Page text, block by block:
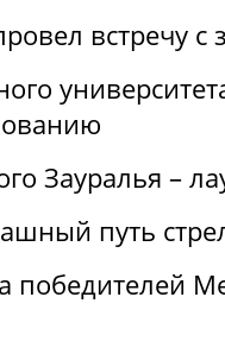
встречу
Зауралья –
путь
победителей